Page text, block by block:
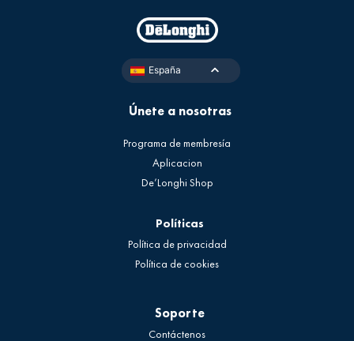
España
Únete a nosotras
Programa de membresía
Aplicacion
De’Longhi Shop
Políticas
Política de privacidad
Política de cookies
Soporte
Contáctenos